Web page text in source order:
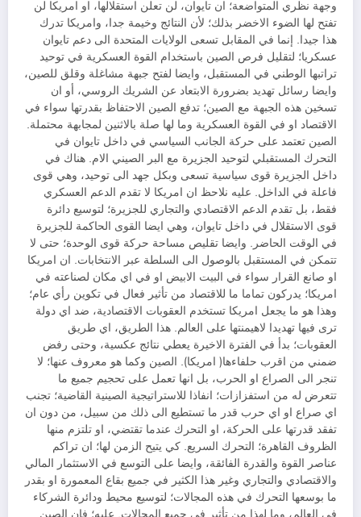
وجهة نظري المتواضعة؛ ان تايوان، لن تعلن استقلالها، او امريكا لن
تفتح لها الضوء الاخضر بذلك؛ لأن النتائج وخيمة جدا، وامريكا تدرك
هذا جيدا. إنما في المقابل تسعى الولايات المتحدة الى دعم تايوان
عسكريا؛ لتقليل فرص الصين باستخدام القوة العسكرية في توحيد
تراتبها الوطني في المستقبل، وايضا لفتح جبهة مشاغلة وقلق للصين،
وايضا رسائل تهديد بضرورة الابتعاد عن الشريك الروسي، أو ان
تسخين هذه الجبهة مع الصين؛ تدفع الصين الاحتفاظ بقدرتها سواء في
الاقتصاد او في القوة العسكرية وما لها صلة بالاثنين لمجابهة محتملة.
الصين تعتمد على حركة الجانب السياسي في داخل تايوان في
التحرك المستقبلي لتوحيد الجزيرة مع البر الصيني الام. هناك في
داخل الجزيرة قوى سياسية تسعى وبكل جهد الى توحيد، وهي قوى
فاعلة في الداخل. عليه نلاحظ ان امريكا لا تقدم الدعم العسكري
فقط، بل تقدم الدعم الاقتصادي والتجاري للجزيرة؛ لتوسيع دائرة
قوى الاستقلال في داخل تايوان، وهي ايضا القوى الحاكمة للجزيرة
في الوقت الحاضر. وايضا تقليص مساحة حركة قوى الوحدة؛ حتى لا
تتمكن في المستقبل بالوصول الى السلطة عبر الانتخابات. ان امريكا
او صانع القرار سواء في البيت الابيض او في اي مكان لصناعته في
امريكا؛ يدركون تماما ما للاقتصاد من تأثير فعال في تكوين رأي عام؛
وهذا هو ما يجعل امريكا تستخدم العقوبات الاقتصادية، ضد اي دولة
ترى فيها تهديدا لاهيمنتها على العالم. هذا الطريق، اي طريق
العقوبات؛ بدأ في الفترة الاخيرة يعطي نتائج عكسية، وحتى رفض
ضمني من اقرب حلفاءها( امريكا). الصين وكما هو معروف عنها؛ لا
تنجر الى الصراع او الحرب، بل انها تعمل على تحجيم جميع ما
تتعرض له من استفزازات؛ انفاذا للاستراتيجية الصينية القاضية؛ تجنب
اي صراع او اي حرب قدر ما تستطيع الى ذلك من سبيل، من دون ان
تفقد قدرتها على الحركة، او التحرك عندما تقتضي، او تلتزم منها
الظروف القاهرة؛ التحرك السريع. كي يتيح الزمن لها؛ ان تراكم
عناصر القوة والقدرة الفائقة، وايضا على التوسع في الاستثمار المالي
والاقتصادي والتجاري وغير هذا الكثير في جميع بقاع المعمورة او بقدر
ما بوسعها التحرك في هذه المجالات؛ لتوسيع محيط ودائرة الشركاء